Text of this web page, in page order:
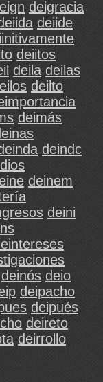
deigracia
deiide
deiitos
deila deilas
deilto
deimás
deindc
deinem
deini
deinós deio
deipacho
deipués
deireto
deirrollo